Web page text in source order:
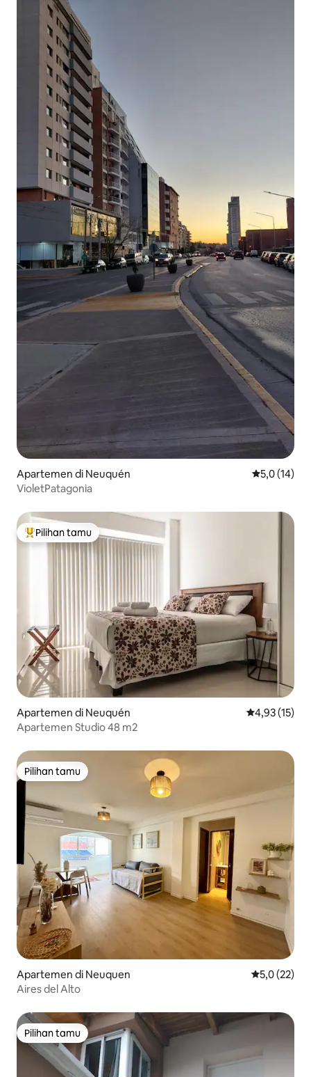
Apartemen di Neuquén Nilai rata-
5,0 (14)
VioletPatagonia
Pilihan tamu terpopuler
Pilihan tamu
Apartemen di Neuquén Nilai rata-
4,93 (15)
Apartemen Studio 48 m2
Pilihan tamu
Pilihan tamu
Apartemen di Neuquen Nilai rata-
5,0 (22)
Aires del Alto
Pilihan tamu
Pilihan tamu